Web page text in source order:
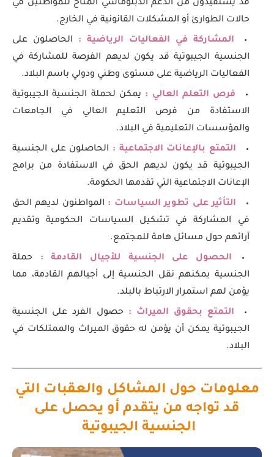
قد يستفيدون من الدعم الدبلوماسي المتاح للمواطنين في
حالات الطوارئ أو المشكلات القانونية في الخارج.
المشاركة في الفعاليات الرياضية :
الحاصلون على
الجنسية الجيبوتية قد يكون لديهم الفرصة للمشاركة في
الفعاليات الرياضية على مستوى وطني ودولي باسم البلاد.
فرص التعلم العالي : يمكن لحملة الجنسية الجيبوتية
الاستفادة من فرص التعليم العالي في الجامعات
والمؤسسات التعليمية في البلاد.
التمتع بالإعانات الاجتماعية : الحاصلون على الجنسية
الجيبوتية قد يكون لديهم الحق في الاستفادة من برامج
الإعانات الاجتماعية التي تقدمها الحكومة.
التأثير على تطوير السياسات : المواطنون لديهم الحق
في المشاركة في تشكيل السياسات الحكومية وتقديم
آرائهم حول مسائل هامة للمجتمع.
الحصول على الجنسية للأجيال القادمة : حملة
الجنسية يمكنهم نقل الجنسية إلى أجيالهم القادمة، مما
يؤمن لهم استمرار الارتباط بالبلد.
التمتع بحقوق الميراث : حصول الفرد على الجنسية
الجيبوتية يمكن أن يؤمن له حقوق الميراث والممتلكات في
البلاد.
معلومات حول المشاكل والعقبات التي
قد تواجه من يتقدم أو يحصل على
الجنسية الجيبوتية